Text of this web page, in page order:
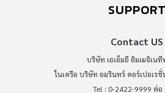
SUPPORT
Contact US
บริษัท เอเอ็มอี อิมเมจิเน
ในเครือ บริษัท อมรินทร์ คอร์เปอเร
Tel : 0-2422-9999 ต่อ